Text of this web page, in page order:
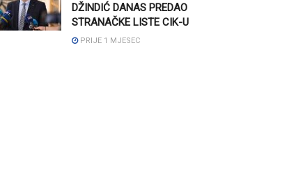
DŽINDIĆ DANAS PREDAO
STRANAČKE LISTE CIK-U
PRIJE 1 MJESEC